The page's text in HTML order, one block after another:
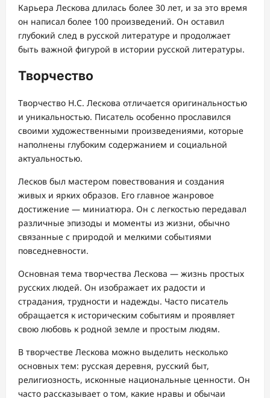
Карьера Лескова длилась более 30 лет, и за это время
он написал более 100 произведений. Он оставил
глубокий след в русской литературе и продолжает
быть важной фигурой в истории русской литературы.
Творчество
Творчество Н.С. Лескова отличается оригинальностью
и уникальностью. Писатель особенно прославился
своими художественными произведениями, которые
наполнены глубоким содержанием и социальной
актуальностью.
Лесков был мастером повествования и создания
живых и ярких образов. Его главное жанровое
достижение — миниатюра. Он с легкостью передавал
различные эпизоды и моменты из жизни, обычно
связанные с природой и мелкими событиями
повседневности.
Основная тема творчества Лескова — жизнь простых
русских людей. Он изображает их радости и
страдания, трудности и надежды. Часто писатель
обращается к историческим событиям и проявляет
свою любовь к родной земле и простым людям.
В творчестве Лескова можно выделить несколько
основных тем: русская деревня, русский быт,
религиозность, исконные национальные ценности. Он
часто рассказывает о том, какие нравы и обычаи